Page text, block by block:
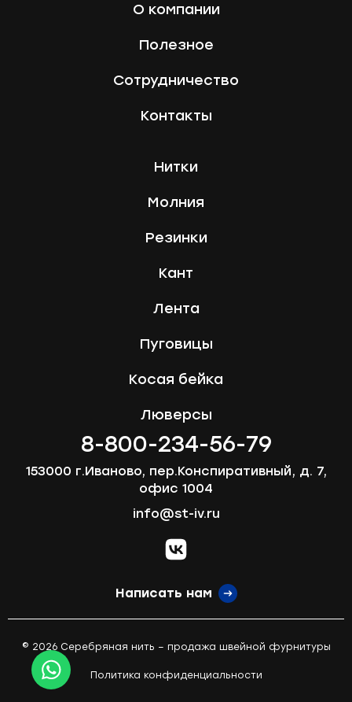
О компании
Полезное
Сотрудничество
Контакты
Нитки
Молния
Резинки
Кант
Лента
Пуговицы
Косая бейка
Люверсы
8-800-234-56-79
153000 г.Иваново, пер.Конспиративный, д. 7,
офис 1004
info@st-iv.ru
vk.com
Написать нам
© 2026 Серебряная нить – продажа швейной фурнитуры
Политика конфиденциальности